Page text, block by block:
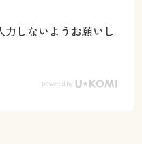
力しないようお願いし